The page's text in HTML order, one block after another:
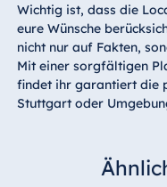
Wichtig ist, dass die
eure Wünsche
nicht nur auf Fakten,
Mit einer sorgfältigen
findet ihr garantiert die
Stuttgart oder